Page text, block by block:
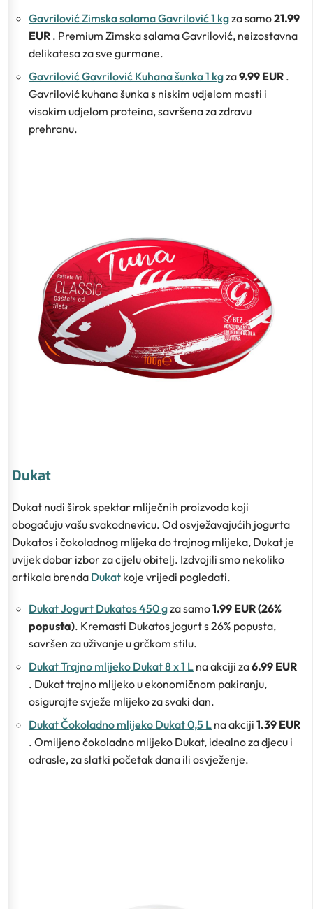
Gavrilović Zimska salama Gavrilović 1 kgza samo21.99
EUR . Premium Zimska salama Gavrilović, neizostavna
delikatesa za sve gurmane.
Gavrilović Gavrilović Kuhana šunka 1 kgza9.99 EUR .
Gavrilović kuhana šunka s niskim udjelom masti i
visokim udjelom proteina, savršena za zdravu
prehranu.
Dukat
Dukat nudi širok spektar mliječnih proizvoda koji
obogaćuju vašu svakodnevicu. Od osvježavajućih jogurta
Dukatos i čokoladnog mlijeka do trajnog mlijeka, Dukat je
uvijek dobar izbor za cijelu obitelj. Izdvojili smo nekoliko
artikala brenda Dukat koje vrijedi pogledati.
Dukat Jogurt Dukatos 450 gza samo1.99 EUR (26%
popusta). Kremasti Dukatos jogurt s 26% popusta,
savršen za uživanje u grčkom stilu.
Dukat Trajno mlijeko Dukat 8 x 1 L na akciji za6.99 EUR
. Dukat trajno mlijeko u ekonomičnom pakiranju,
osigurajte svježe mlijeko za svaki dan.
Dukat Čokoladno mlijeko Dukat 0,5 L na akciji 1.39 EUR
. Omiljeno čokoladno mlijeko Dukat, idealno za djecu i
odrasle, za slatki početak dana ili osvježenje.